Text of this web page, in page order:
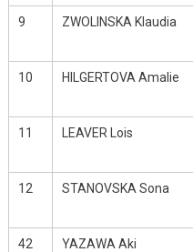
9 ZWOLINSKA Klaudia
10 HILGERTOVA Amalie
11 LEAVER Lois
12 STANOVSKA Sona
42
YAZAWA Aki